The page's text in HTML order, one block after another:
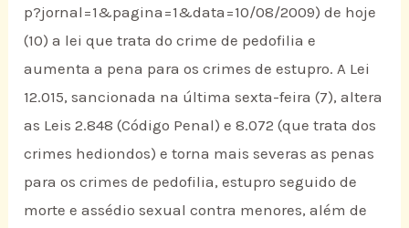
p?jornal=1&pagina=1&data=10/08/2009) de hoje
(10) a lei que trata do crime de pedofilia e
aumenta a pena para os crimes de estupro. A Lei
12.015, sancionada na última sexta-feira (7), altera
as Leis 2.848 (Código Penal) e 8.072 (que trata dos
crimes hediondos) e torna mais severas as penas
para os crimes de pedofilia, estupro seguido de
morte e assédio sexual contra menores, além de